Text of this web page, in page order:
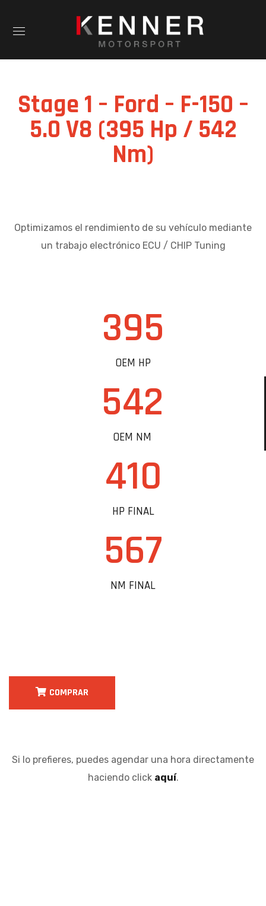
Stage 1 – Ford – F-150 –
5.0 V8 (395 Hp / 542
Nm)
Optimizamos el rendimiento de su vehículo mediante
un trabajo electrónico ECU / CHIP Tuning
395
OEM HP
542
OEM NM
410
HP FINAL
567
NM FINAL
COMPRAR
Si lo prefieres, puedes agendar una hora directamente
haciendo click aquí.